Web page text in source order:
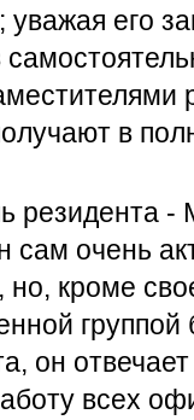
его
в
резидента
сам очень
кроме
он
всех